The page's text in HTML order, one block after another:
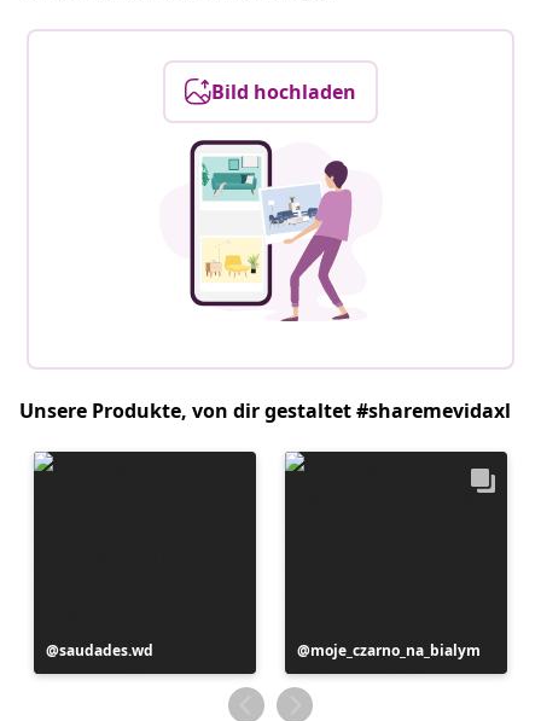
Bild hochladen
Unsere Produkte, von dir gestaltet #sharemevidaxl
Beitrag
veröffentlicht
saudades.wd
Beitrag
veröffentlicht
von
moje_czarno_na_bialym